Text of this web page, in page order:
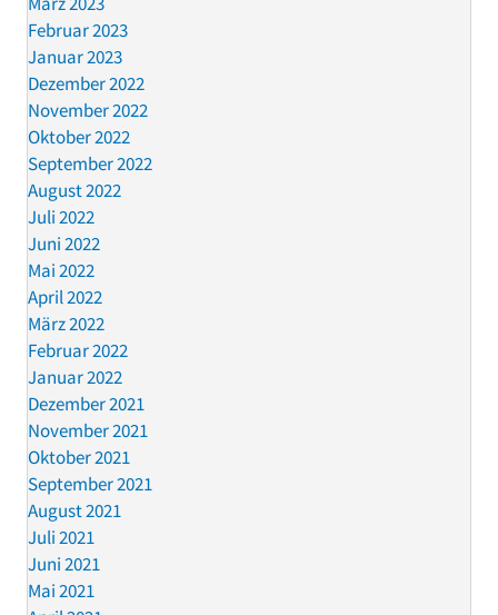
Februar 2023
Januar 2023
Dezember 2022
November 2022
Oktober 2022
September 2022
August 2022
Juli 2022
Juni 2022
Mai 2022
April 2022
März 2022
Februar 2022
Januar 2022
Dezember 2021
November 2021
Oktober 2021
September 2021
August 2021
Juli 2021
Juni 2021
Mai 2021